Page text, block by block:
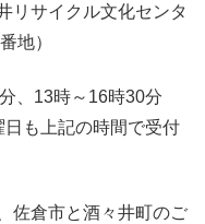
サイクル文化センタ
地）
、13時～16時30分
上記の時間で受付
佐倉市と酒々井町のご